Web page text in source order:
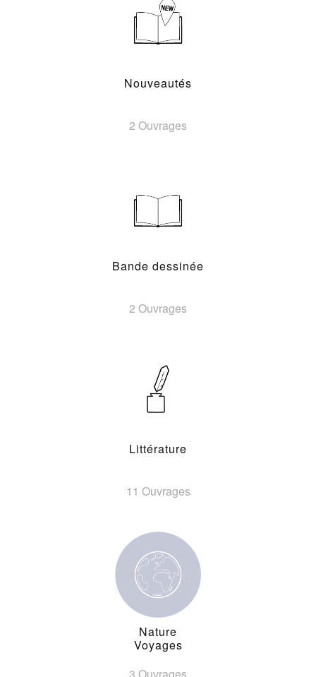
Nouveautés
2 Ouvrages
Bande dessinée
2 Ouvrages
Littérature
11 Ouvrages
Nature
Voyages